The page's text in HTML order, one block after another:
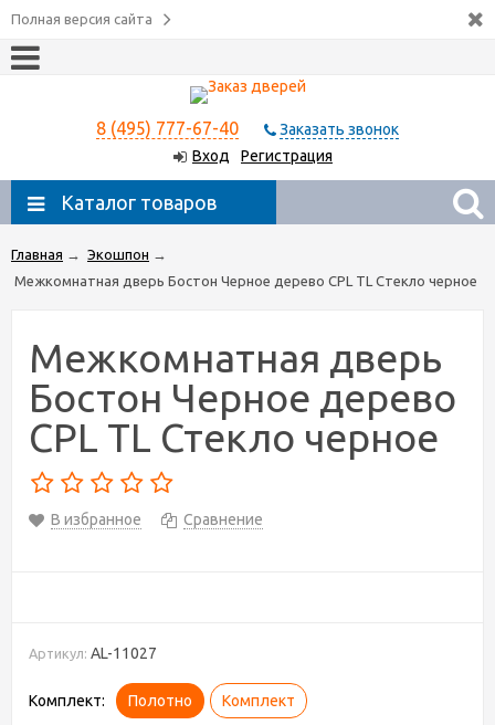
Полная версия сайта
8 (495) 777-67-40
Заказать звонок
Вход
Регистрация
Каталог товаров
Главная → Экошпон →
Межкомнатная дверь Бостон Черное дерево CPL TL Стекло черное
Межкомнатная дверь
Бостон Черное дерево
CPL TL Стекло черное
В избранное Сравнение
Артикул: AL-11027
Комплект: Полотно Комплект